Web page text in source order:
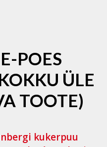
POES
ÜLE
TOOTE)
kukerpuu